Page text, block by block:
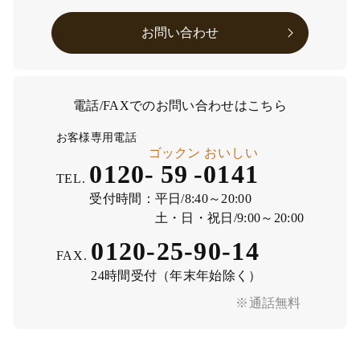
お問い合わせ
電話/FAXでのお問い合わせはこちら
※通話無料
お客様専用電話
TEL. 0120- 59
ゴックン
-0141
おいしい
受付時間： 平日/8:40～20:00
土・日・祝日/9:00～20:00
FAX. 0120-25-90-14
24時間受付（年末年始除く）